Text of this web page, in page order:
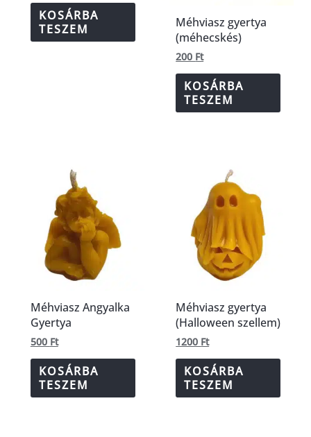
KOSÁRBA
TESZEM
Méhviasz gyertya
(méhecskés)
200 Ft
KOSÁRBA
TESZEM
Méhviasz Angyalka
Gyertya
500 Ft
KOSÁRBA
TESZEM
Méhviasz gyertya
(Halloween szellem)
1200 Ft
KOSÁRBA
TESZEM